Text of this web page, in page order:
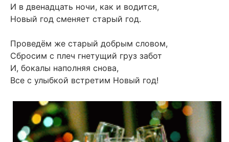
И в двенадцать ночи, как и водится,
Новый год сменяет старый год.
Проведём же старый добрым словом,
Сбросим с плеч гнетущий груз забот
И, бокалы наполняя снова,
Все с улыбкой встретим Новый год!